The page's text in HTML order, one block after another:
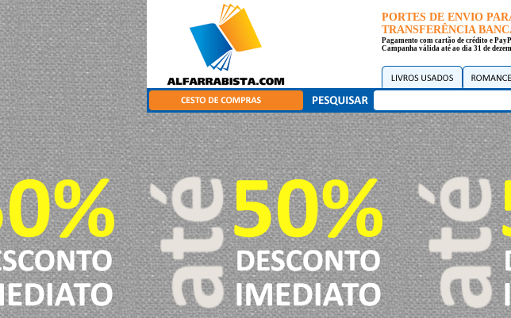
PORTES DE ENVIO
TRANSFERÊNCIA
Pagamento com cartão de crédito e
Campanha válida até ao dia 31 de